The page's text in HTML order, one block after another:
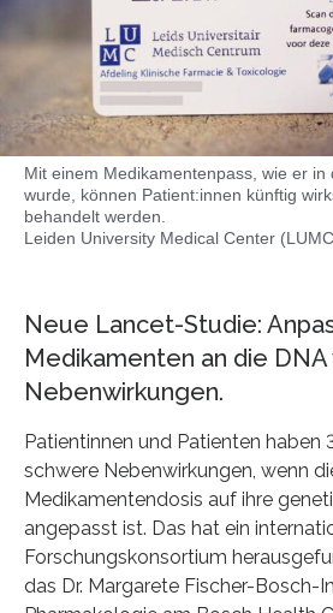
Mit einem Medikamentenpass, wie er
wurde, können Patient:innen künftig
behandelt werden.
Leiden University Medical Center
Neue Lancet-Studie:
Medikamenten an die
Nebenwirkungen.
Patientinnen und Patienten haben
schwere Nebenwirkungen, wenn
Medikamentendosis auf ihre
angepasst ist. Das hat ein
Forschungskonsortium
das Dr. Margarete Fischer-Bosch-